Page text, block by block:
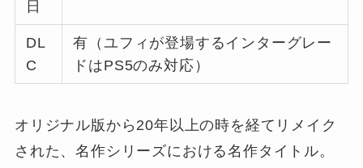
日
DL
C
有（ユフィが登場するインターグレー
ドはPS5のみ対応）
オリジナル版から20年以上の時を経てリメイク
された、名作シリーズにおける名作タイトル。